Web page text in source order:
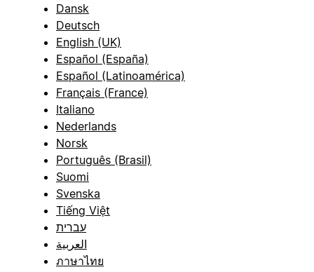
Dansk
Deutsch
English (UK)
Español (España)
Español (Latinoamérica)
Français (France)
Italiano
Nederlands
Norsk
Português (Brasil)
Suomi
Svenska
Tiếng Việt
עברית
العربية
ภาษาไทย